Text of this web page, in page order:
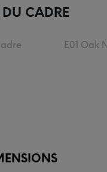
CADRE
E01 Oak